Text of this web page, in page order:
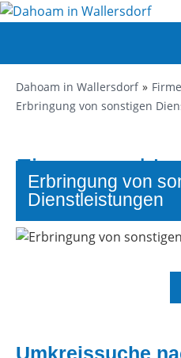
Dahoam in Wallersdorf
Erbringung von sonstigen
Firmen und
Wallersdorf
Erbringung von
Dienstleistungen
Umkreissuche